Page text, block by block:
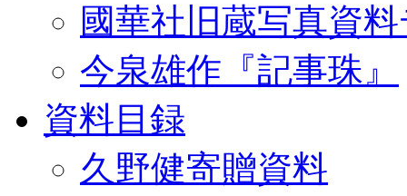
國華社旧蔵写真資
今泉雄作『記事珠』
資料目録
久野健寄贈資料